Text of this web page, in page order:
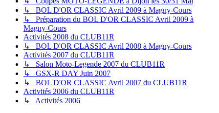
↳ BOL D'OR CLASSIC Avril 2009 à Magny-Cours
↳ Préparation du BOL D'OR CLASSIC Avril 2009 à
Magny-Cours
Activités 2008 du CLUB11R
↳ BOL D'OR CLASSIC Avril 2008 à Magny-Cours
Activités 2007 du CLUB11R
↳ Salon Moto-Legende 2007 du CLUB11R
↳ GSX-R DAY Juin 2007
↳ BOL D'OR CLASSIC Avril 2007 du CLUB11R
Activités 2006 du CLUB11R
↳ Activités 2006